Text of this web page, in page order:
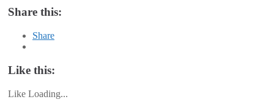
Share this:
Share
Like this:
Like Loading...